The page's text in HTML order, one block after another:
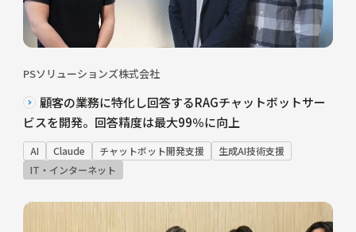
PSソリューションズ株式会社
顧客の業務に特化し回答するRAGチャットボットサー
ビスを開発。回答精度は最大99％に向上
AI Claude チャットボット開発支援
生成AI技術支援
IT・インターネット